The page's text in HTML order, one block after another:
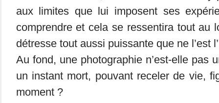
aux limites que lui imposent ses
comprendre et cela se ressentira tout au
détresse tout aussi puissante que ne l’est
Au fond, une photographie n’est-elle pas
un instant mort, pouvant receler de vie,
moment ?